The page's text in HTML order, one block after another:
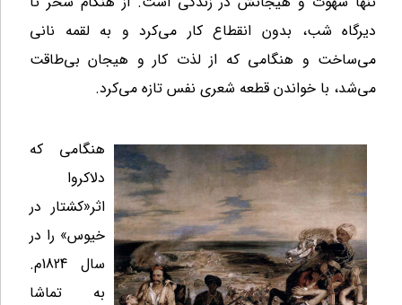
دیرگاه شب، بدون انقطاع کار می‌‌‌کرد و به لقمه نانی
می‌‌‌ساخت و هنگامی که از لذت کار و هیجان بی‌‌‌طاقت
می‌‌‌شد، با خواندن قطعه شعری نفس تازه می‌‌‌کرد.
هنگامی که
دلاکروا
اثر«کشتار در
خیوس» را در
سال 1824م.
به تماشا